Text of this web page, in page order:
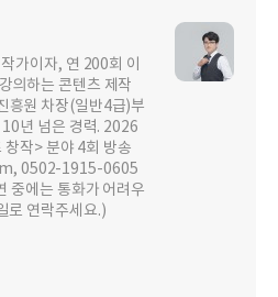
가이자, 연 200회 이
의하는 콘텐츠 제작
흥원 차장(일반4급)부
년 넘은 경력. 2026
창작> 분야 4회 방송
0502-1915-0605
중에는 통화가 어려우
로 연락주세요.)